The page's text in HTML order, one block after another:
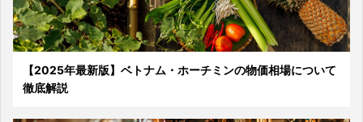
【2025年最新版】ベトナム・ホーチミンの物価相場について
徹底解説